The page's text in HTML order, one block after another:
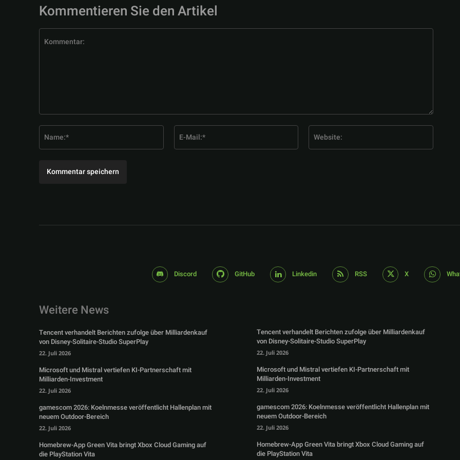
Kommentieren Sie den Artikel
Mail:*
Discord GitHub Linkedin RSS X
Weitere News
Tencent verhandelt Berichten zufolge über Milliardenkauf
von Disney-Solitaire-Studio SuperPlay
22. Juli 2026
Microsoft und Mistral vertiefen KI-Partnerschaft mit
Milliarden-Investment
22. Juli 2026
gamescom 2026: Koelnmesse veröffentlicht Hallenplan mit
neuem Outdoor-Bereich
22. Juli 2026
Homebrew-App Green Vita bringt Xbox Cloud Gaming auf
die PlayStation Vita
Tencent verhandelt Berichten zufolge über Milliardenkauf
von Disney-Solitaire-Studio SuperPlay
22. Juli 2026
Microsoft und Mistral vertiefen KI-Partnerschaft mit
Milliarden-Investment
22. Juli 2026
gamescom 2026: Koelnmesse veröffentlicht Hallenplan mit
neuem Outdoor-Bereich
22. Juli 2026
Homebrew-App Green Vita bringt Xbox Cloud Gaming auf
die PlayStation Vita